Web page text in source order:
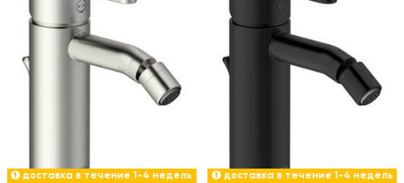
доставка в течение 1-4 недель доставка в течение 1-4 недель